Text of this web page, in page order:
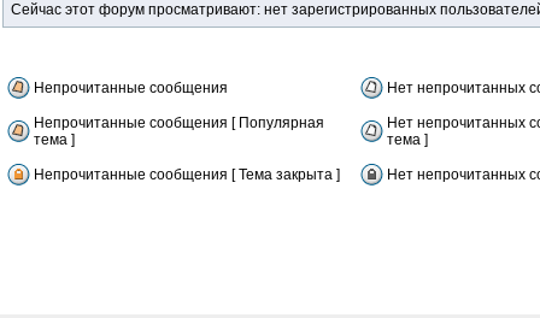
Сейчас этот форум просматривают: нет зарегистрированных
Непрочитанные сообщения Нет непрочитанных
Непрочитанные сообщения [ Популярная
тема ]
Нет непрочитанных
тема ]
Непрочитанные сообщения [ Тема закрыта ] Нет непрочитанных